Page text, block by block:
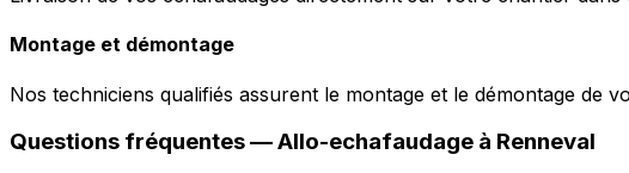
Montage et démontage
Nos techniciens qualifiés assurent le montage et le démontage de
Questions fréquentes —Allo-echafaudage à Renneval